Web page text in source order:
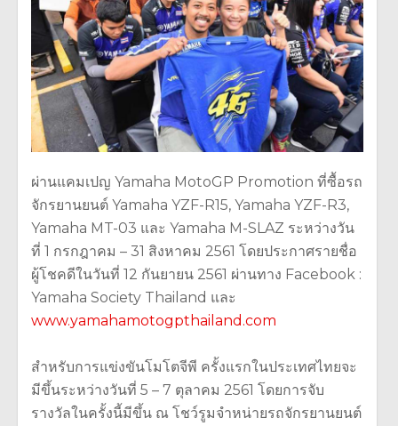
ผ่านแคมเปญ Yamaha MotoGP Promotion ที่ซื้อรถ
จักรยานยนต์ Yamaha YZF-R15, Yamaha YZF-R3,
Yamaha MT-03 และ Yamaha M-SLAZ ระหว่างวัน
ที่ 1 กรกฎาคม – 31 สิงหาคม 2561 โดยประกาศรายชื่อ
ผู้โชคดีในวันที่ 12 กันยายน 2561 ผ่านทาง Facebook :
Yamaha Society Thailand และ
www.yamahamotogpthailand.com
สำหรับการแข่งขันโมโตจีพี ครั้งแรกในประเทศไทยจะ
มีขึ้นระหว่างวันที่ 5 – 7 ตุลาคม 2561 โดยการจับ
รางวัลในครั้งนี้มีขึ้น ณ โชว์รูมจำหน่ายรถจักรยานยนต์